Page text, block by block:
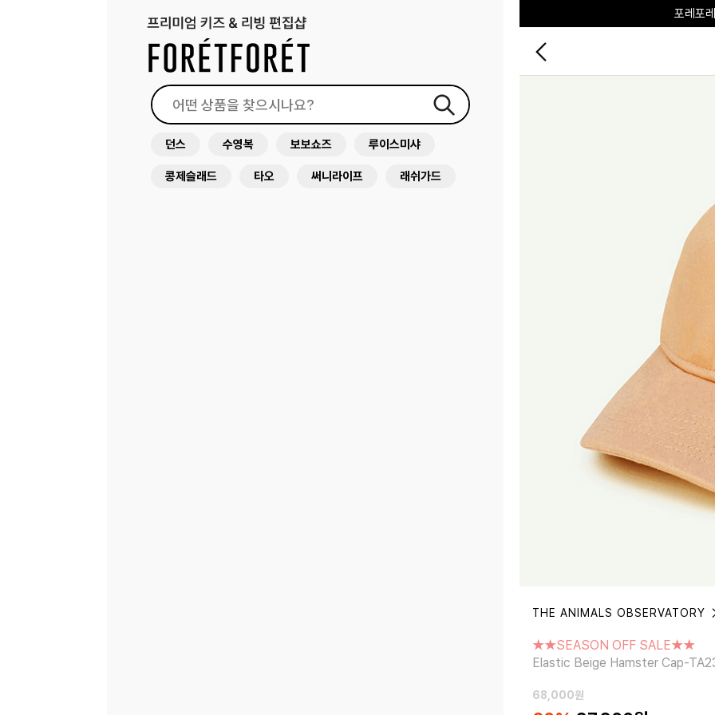
포레포
THE ANIMALS OBSERVATORY
Elastic Beige Hamster Cap-
★★SEASON OFF SALE★★
Elastic Beige Hamster Cap-
68,000원
던스 수영복 보보쇼즈 루이스미샤
콩제슬래드 타오 써니라이프 래쉬가드